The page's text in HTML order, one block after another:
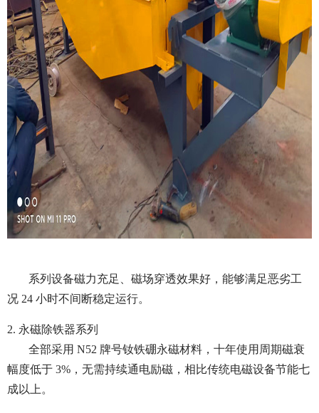
系列设备磁力充足、磁场穿透效果好，能够满足恶劣工
况 24 小时不间断稳定运行。
2. 永磁除铁器系列
全部采用 N52 牌号钕铁硼永磁材料，十年使用周期磁衰
幅度低于 3%，无需持续通电励磁，相比传统电磁设备节能七
成以上。